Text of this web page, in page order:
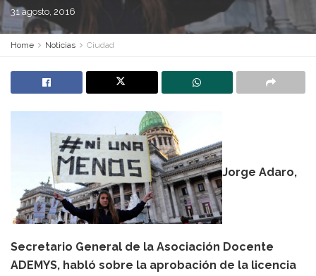
31 agosto, 2016
Home Noticias Ciudad
Jorge Adaro,
Secretario General de la Asociación Docente
ADEMYS, habló sobre la aprobación de la licencia